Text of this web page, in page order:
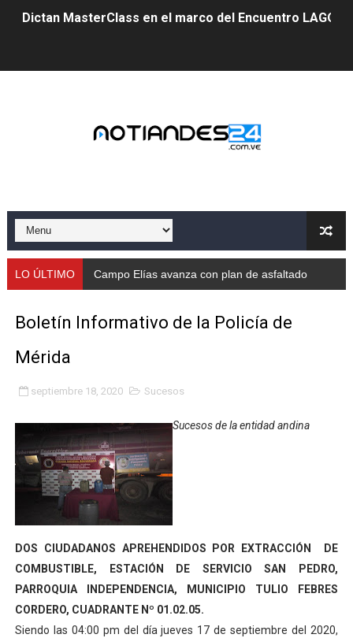
Dictan MasterClass en el marco del Encuentro LAGO
Gobernador Arnaldo Sánchez apadrina a más de 993
Mérida fortalece su reserva deportiva de cara a
Gobernación de Mérida instalará mesa de trabajo con
Hospital universitario muestra sus avances en visita
Instituto Nacional de Nutrición celebra Semana
Gobernación de Mérida fortalece el desarrollo
Corposalud inició talleres para aspirantes al curso de
Fortalecen formación académica de médicos en
Fortaleciendo la economía comunal en El Vigía con
LO ÚLTIMO Campo Elías avanza con plan de asfaltado
Boletín Informativo de la Policía de
Mérida
septiembre 18, 2020 Sucesos
Sucesos de la entidad andina
DOS CIUDADANOS APREHENDIDOS POR EXTRACCIÓN DE
COMBUSTIBLE, ESTACIÓN DE SERVICIO SAN PEDRO,
PARROQUIA INDEPENDENCIA, MUNICIPIO TULIO FEBRES
CORDERO, CUADRANTE Nº 01.02.05.
Siendo las 04:00 pm del día jueves 17 de septiembre del 2020,